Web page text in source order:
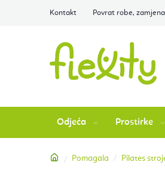
Kontakt Povrat robe,
Odjeća Prostirke
Početna
Pomagala Pilates